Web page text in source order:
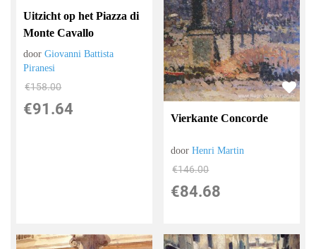
Uitzicht op het Piazza di
Monte Cavallo
doorGiovanni Battista
Piranesi
€158.00
€91.64
Vierkante Concorde
doorHenri Martin
€146.00
€84.68